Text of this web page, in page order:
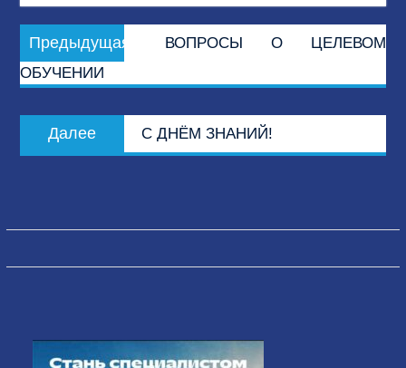
Навигация
по
записям
Предыдущая
запись:
ВОПРОСЫ О ЦЕЛЕВОМ
ОБУЧЕНИИ
Далее
Следующая
запись:
С ДНЁМ ЗНАНИЙ!